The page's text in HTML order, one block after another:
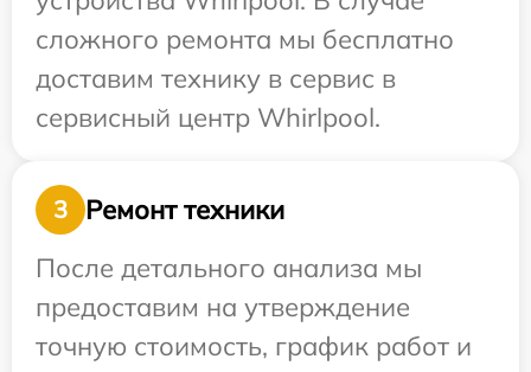
сложного ремонта мы бесплатно
доставим технику в сервис в
сервисный центр Whirlpool.
3
Ремонт техники
После детального анализа мы
предоставим на утверждение
точную стоимость, график работ и